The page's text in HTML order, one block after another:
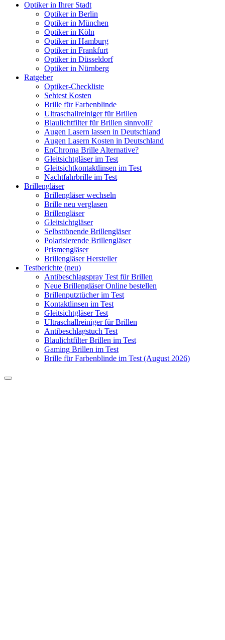
Optiker in Ihrer Stadt
Optiker in Berlin
Optiker in München
Optiker in Köln
Optiker in Hamburg
Optiker in Frankfurt
Optiker in Düsseldorf
Optiker in Nürnberg
Ratgeber
Optiker-Checkliste
Sehtest Kosten
Brille für Farbenblinde
Ultraschallreiniger für Brillen
Blaulichtfilter für Brillen sinnvoll?
Augen Lasern lassen in Deutschland
Augen Lasern Kosten in Deutschland
EnChroma Brille Alternative?
Gleitsichtgläser im Test
Gleitsichtkontaktlinsen im Test
Nachtfahrbrille im Test
Brillengläser
Brillengläser wechseln
Brille neu verglasen
Brillengläser
Gleitsichtgläser
Selbsttönende Brillengläser
Polarisierende Brillengläser
Prismengläser
Brillengläser Hersteller
Testberichte (neu)
Antibeschlagspray Test für Brillen
Neue Brillengläser Online bestellen
Brillenputztücher im Test
Kontaktlinsen im Test
Gleitsichtgläser Test
Ultraschallreiniger für Brillen
Antibeschlagstuch Test
Blaulichtfilter Brillen im Test
Gaming Brillen im Test
Brille für Farbenblinde im Test (August 2026)